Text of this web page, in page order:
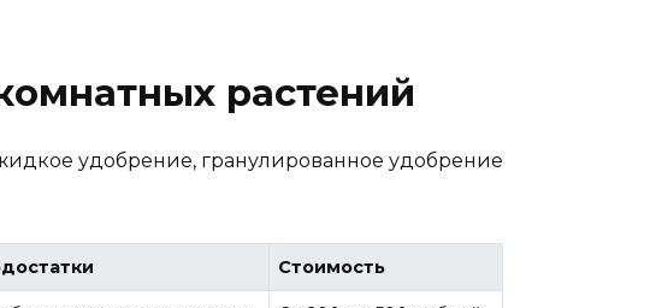
растений
удобрение, гранулированное удобрение
Стоимость